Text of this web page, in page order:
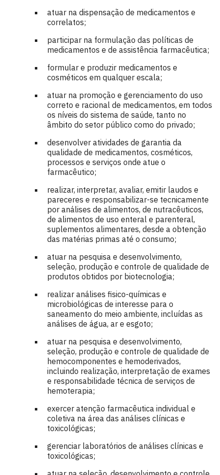
atuar na dispensação de medicamentos e
correlatos;
participar na formulação das políticas de
medicamentos e de assistência farmacêutica;
formular e produzir medicamentos e
cosméticos em qualquer escala;
atuar na promoção e gerenciamento do uso
correto e racional de medicamentos, em todos
os níveis do sistema de saúde, tanto no
âmbito do setor público como do privado;
desenvolver atividades de garantia da
qualidade de medicamentos, cosméticos,
processos e serviços onde atue o
farmacêutico;
realizar, interpretar, avaliar, emitir laudos e
pareceres e responsabilizar-se tecnicamente
por análises de alimentos, de nutracêuticos,
de alimentos de uso enteral e parenteral,
suplementos alimentares, desde a obtenção
das matérias primas até o consumo;
atuar na pesquisa e desenvolvimento,
seleção, produção e controle de qualidade de
produtos obtidos por biotecnologia;
realizar análises fisico-químicas e
microbiológicas de interesse para o
saneamento do meio ambiente, incluídas as
análises de água, ar e esgoto;
atuar na pesquisa e desenvolvimento,
seleção, produção e controle de qualidade de
hemocomponentes e hemoderivados,
incluindo realização, interpretação de exames
e responsabilidade técnica de serviços de
hemoterapia;
exercer atenção farmacêutica individual e
coletiva na área das análises clínicas e
toxicológicas;
gerenciar laboratórios de análises clínicas e
toxicológicas;